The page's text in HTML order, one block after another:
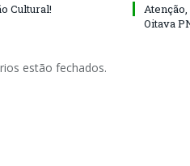
Cultural!
Oitava
estão fechados.